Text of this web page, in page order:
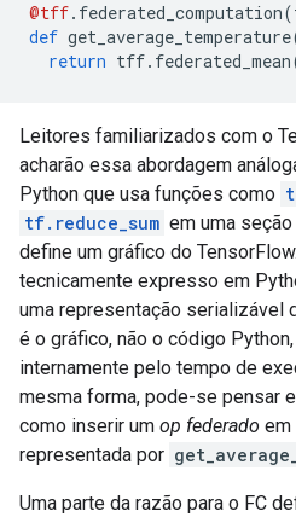
@tff. federated_computation(
def get_average_temperature
return tff. federated_mean
Leitores familiarizados com o
acharão essa abordagem
Python que usa funções como
tf.reduce_sum em uma
define um gráfico do
tecnicamente expresso em
uma representação serializável
é o gráfico, não o código
internamente pelo tempo de
mesma forma, pode-se pensar
como inserir um op federado em
representada por
Uma parte da razão para o FC